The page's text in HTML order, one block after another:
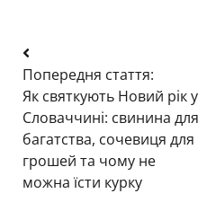
Навігація
записів
Попередня стаття:
Як святкують Новий рік у
Словаччині: свинина для
багатства, сочевиця для
грошей та чому не
можна їсти курку